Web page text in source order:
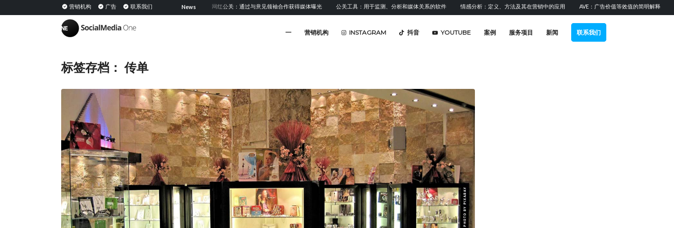
营销机构 广告 联系我们 News
共享媒体：定义、意义及在 PESO 模型中的策略 网红公关：通过与意见领袖合作获得媒体曝光 公关工具：用于监测、分析和媒体关系的软件 情感分析：定义、方法及其在营销中的应用 AVE：广告价值等效值的简明解释 提升
一 营销机构 INSTAGRAM 抖音 YOUTUBE 案例 服务项目 新闻 联系我们
标签存档：传单